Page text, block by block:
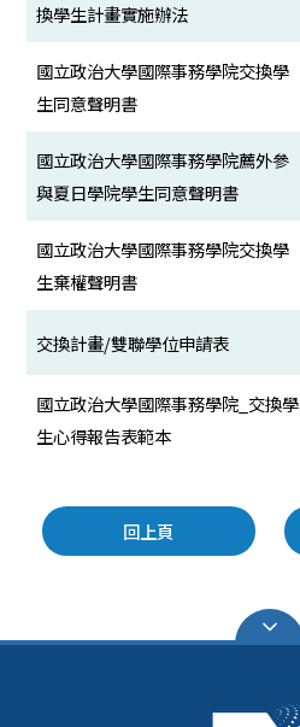
換學生計畫實施辦法
國立政治大學國際事務學院交換學
生同意聲明書
國立政治大學國際事務學院薦外參
與夏日學院學生同意聲明書
國立政治大學國際事務學院交換學
生棄權聲明書
交換計畫/雙聯學位申請表
國立政治大學國際事務學院_交換學
生心得報告表範本
回上頁